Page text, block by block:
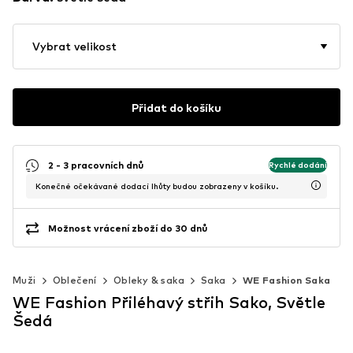
Vybrat velikost
Přidat do košíku
2 - 3 pracovních dnů Rychlé dodání
Konečné očekávané dodací lhůty budou zobrazeny v košíku.
Možnost vrácení zboží do 30 dnů
Muži Oblečení Obleky & saka Saka WE Fashion Saka
WE Fashion Přiléhavý střih Sako, Světle
Šedá